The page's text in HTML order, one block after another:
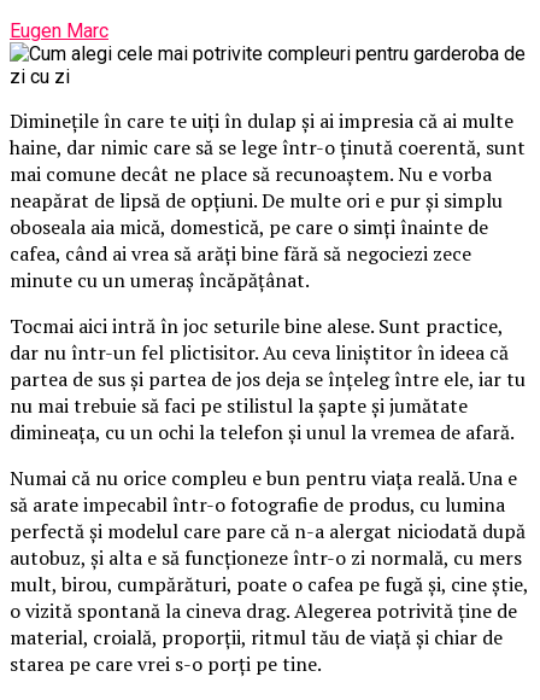
Eugen Marc
Diminețile în care te uiți în dulap și ai impresia că ai multe
haine, dar nimic care să se lege într-o ținută coerentă, sunt
mai comune decât ne place să recunoaștem. Nu e vorba
neapărat de lipsă de opțiuni. De multe ori e pur și simplu
oboseala aia mică, domestică, pe care o simți înainte de
cafea, când ai vrea să arăți bine fără să negociezi zece
minute cu un umeraș încăpățânat.
Tocmai aici intră în joc seturile bine alese. Sunt practice,
dar nu într-un fel plictisitor. Au ceva liniștitor în ideea că
partea de sus și partea de jos deja se înțeleg între ele, iar tu
nu mai trebuie să faci pe stilistul la șapte și jumătate
dimineața, cu un ochi la telefon și unul la vremea de afară.
Numai că nu orice compleu e bun pentru viața reală. Una e
să arate impecabil într-o fotografie de produs, cu lumina
perfectă și modelul care pare că n-a alergat niciodată după
autobuz, și alta e să funcționeze într-o zi normală, cu mers
mult, birou, cumpărături, poate o cafea pe fugă și, cine știe,
o vizită spontană la cineva drag. Alegerea potrivită ține de
material, croială, proporții, ritmul tău de viață și chiar de
starea pe care vrei s-o porți pe tine.